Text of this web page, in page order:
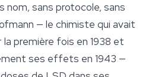
nom, sans protocole, sans
— le chimiste qui avait
première fois en 1938 et
ses effets en 1943 —